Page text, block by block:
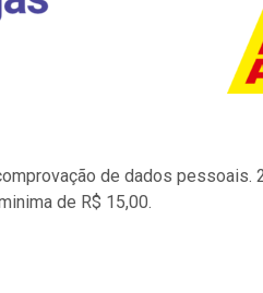
de dados pessoais.
de R$ 15,00.